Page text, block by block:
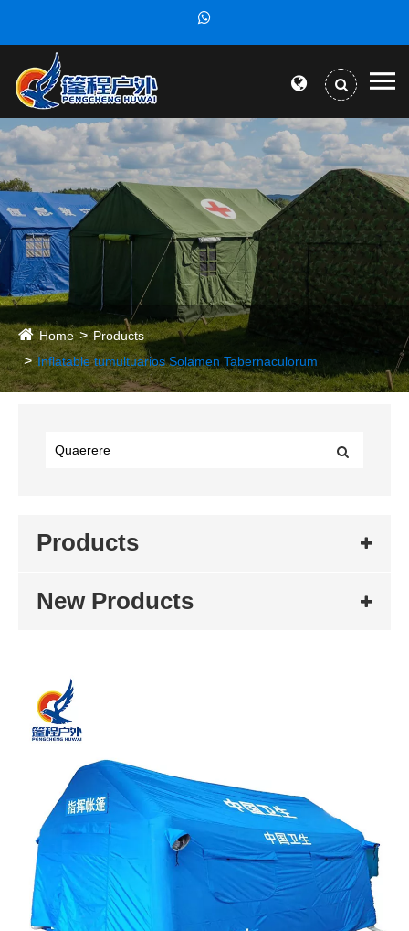
Home
Products
Inflatable tumultuarios Solamen Tabernaculorum
Products
New Products